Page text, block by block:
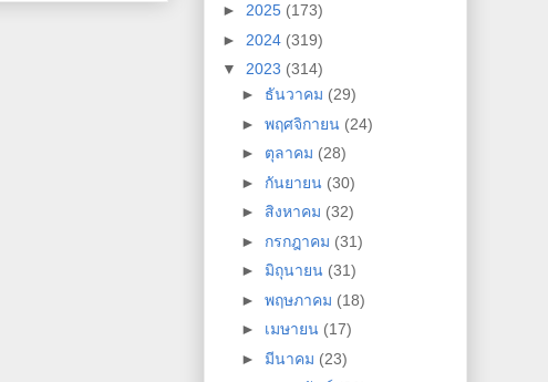
► 2025 (173)
► 2024 (319)
▼ 2023 (314)
► ธันวาคม (29)
► พฤศจิกายน (24)
► ตุลาคม (28)
► กันยายน (30)
► สิงหาคม (32)
► กรกฎาคม (31)
► มิถุนายน (31)
► พฤษภาคม (18)
► เมษายน (17)
► มีนาคม (23)